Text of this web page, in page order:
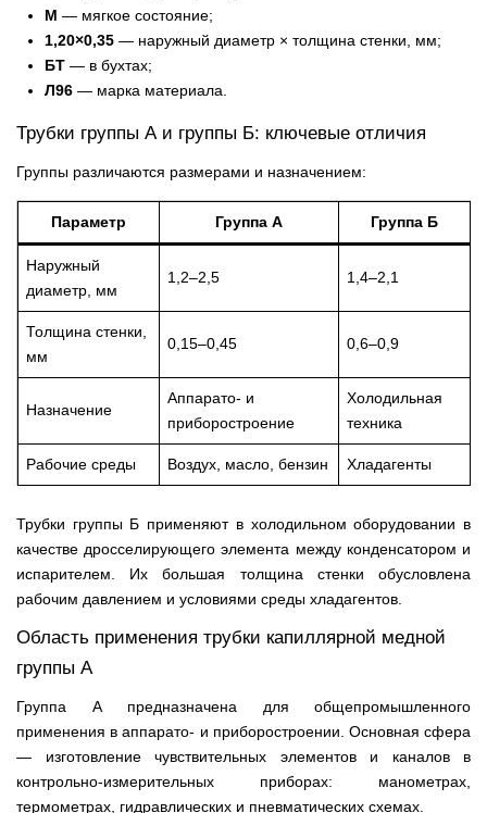
М — мягкое состояние;
1,20×0,35 — наружный диаметр × толщина стенки, мм;
БТ — в бухтах;
Л96 — марка материала.
Трубки группы А и группы Б: ключевые отличия
Группы различаются размерами и назначением:
Параметр Группа А Группа Б
Наружный
диаметр, мм
1,2–2,5 1,4–2,1
Толщина стенки,
мм
0,15–0,45 0,6–0,9
Назначение
Аппарато- и
приборостроение
Холодильная
техника
Рабочие среды Воздух, масло, бензин Хладагенты
Трубки группы Б применяют в холодильном оборудовании в
качестве дросселирующего элемента между конденсатором и
испарителем. Их большая толщина стенки обусловлена
рабочим давлением и условиями среды хладагентов.
Область применения трубки капиллярной медной
группы А
Группа А предназначена для общепромышленного
применения в аппарато- и приборостроении. Основная сфера
— изготовление чувствительных элементов и каналов в
контрольно-измерительных приборах: манометрах,
термометрах, гидравлических и пневматических схемах.